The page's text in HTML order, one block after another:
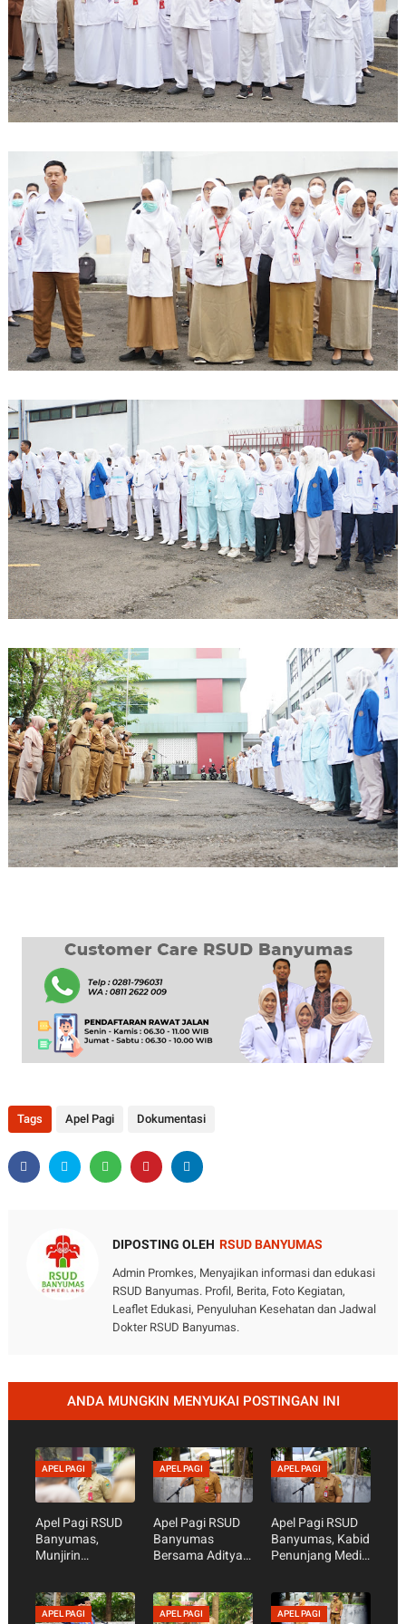
Tags Apel Pagi Dokumentasi
DIPOSTING OLEH RSUD BANYUMAS
Admin Promkes, Menyajikan informasi dan edukasi
RSUD Banyumas. Profil, Berita, Foto Kegiatan,
Leaflet Edukasi, Penyuluhan Kesehatan dan Jadwal
Dokter RSUD Banyumas.
ANDA MUNGKIN MENYUKAI POSTINGAN INI
APEL PAGI
Apel Pagi RSUD
Banyumas,
Munjirin
Akreditasi dan
Optimalisasi
APEL PAGI
Apel Pagi RSUD
Banyumas
Bersama Aditya
Persiapan
Penilaian
APEL PAGI
Apel Pagi RSUD
Banyumas, Kabid
Penunjang Medis
Kesiapan
Fasilitas untuk
APEL PAGI APEL PAGI APEL PAGI